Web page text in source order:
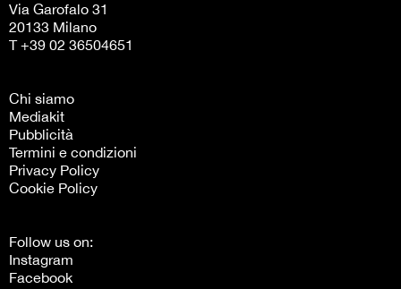
Via Garofalo 31
20133 Milano
T +39 02 36504651
Chi siamo
Mediakit
Pubblicità
Termini e condizioni
Privacy Policy
Cookie Policy
Follow us on:
Instagram
Facebook